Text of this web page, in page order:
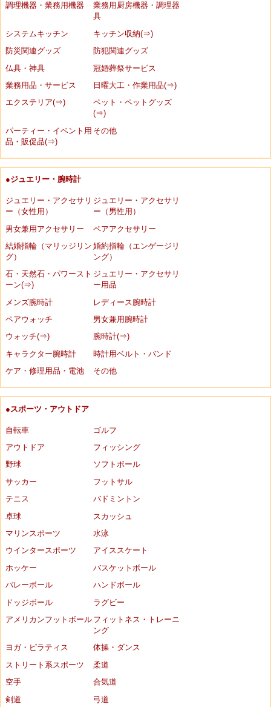
調理機器・業務用機器
業務用厨房機器・調理器
具
システムキッチン
キッチン収納(⇒)
防災関連グッズ
防犯関連グッズ
仏具・神具
冠婚葬祭サービス
業務用品・サービス
日曜大工・作業用品(⇒)
エクステリア(⇒)
ペット・ペットグッズ
(⇒)
パーティー・イベント用
品・販促品(⇒)
その他
●ジュエリー・腕時計
ジュエリー・アクセサリ
ー（女性用）
ジュエリー・アクセサリ
ー（男性用）
男女兼用アクセサリー
ペアアクセサリー
結婚指輪（マリッジリン
グ）
婚約指輪（エンゲージリ
ング）
石・天然石・パワースト
ーン(⇒)
ジュエリー・アクセサリ
ー用品
メンズ腕時計
レディース腕時計
ペアウォッチ
男女兼用腕時計
ウォッチ(⇒)
腕時計(⇒)
キャラクター腕時計
時計用ベルト・バンド
ケア・修理用品・電池
その他
●スポーツ・アウトドア
自転車
ゴルフ
アウトドア
フィッシング
野球
ソフトボール
サッカー
フットサル
テニス
バドミントン
卓球
スカッシュ
マリンスポーツ
水泳
ウインタースポーツ
アイススケート
ホッケー
バスケットボール
バレーボール
ハンドボール
ドッジボール
ラグビー
アメリカンフットボール フィットネス・トレーニ
ング
ヨガ・ピラティス
体操・ダンス
ストリート系スポーツ
柔道
空手
合気道
剣道
弓道